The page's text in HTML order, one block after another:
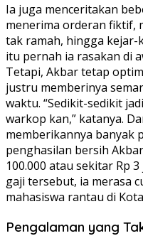
Ia juga menceritakan
menerima orderan fiktif,
tak ramah, hingga kejar-
itu pernah ia rasakan di
Tetapi, Akbar tetap
justru memberinya
waktu. “Sedikit-sedikit
warkop kan,” katanya.
memberikannya banyak
penghasilan bersih
100.000 atau sekitar Rp
gaji tersebut, ia merasa
mahasiswa rantau di
Pengalaman yang